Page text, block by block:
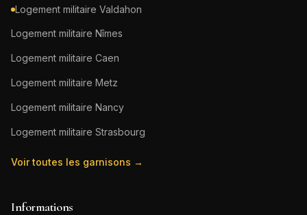
Logement militaire Valdahon
Logement militaire Nîmes
Logement militaire Caen
Logement militaire Metz
Logement militaire Nancy
Logement militaire Strasbourg
Voir toutes les garnisons →
Informations